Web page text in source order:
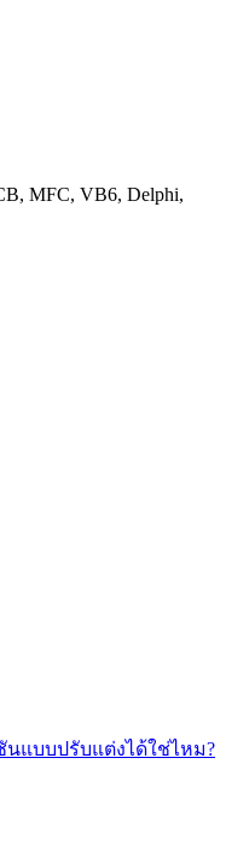
MFC, VB6, Delphi,
นแบบปรับแต่งได้ใช่ไหม?